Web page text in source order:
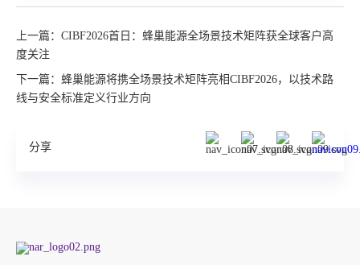
上一篇：CIBF2026首日：蜂巢能源全场景技术矩阵获全球客户高
度关注
下一篇：蜂巢能源将携全场景技术矩阵亮相CIBF2026，以技术路
线与安全标准定义行业方向
分享